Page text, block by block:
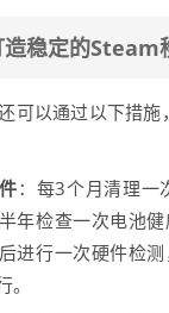
造稳定的Steam
可以通过以下措施
：每3个月清理一
年检查一次电池
进行一次硬件检
。